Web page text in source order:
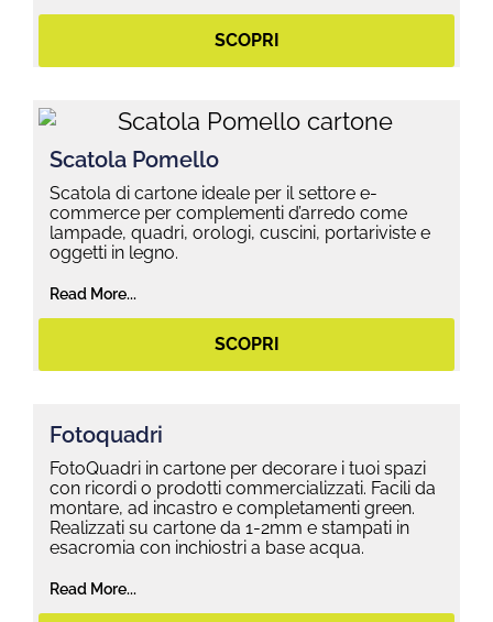
SCOPRI
Scatola Pomello
Scatola di cartone ideale per il settore e-
commerce per complementi d’arredo come
lampade, quadri, orologi, cuscini, portariviste e
oggetti in legno.
Read More...
SCOPRI
Fotoquadri
FotoQuadri in cartone per decorare i tuoi spazi
con ricordi o prodotti commercializzati. Facili da
montare, ad incastro e completamenti green.
Realizzati su cartone da 1-2mm e stampati in
esacromia con inchiostri a base acqua.
Read More...